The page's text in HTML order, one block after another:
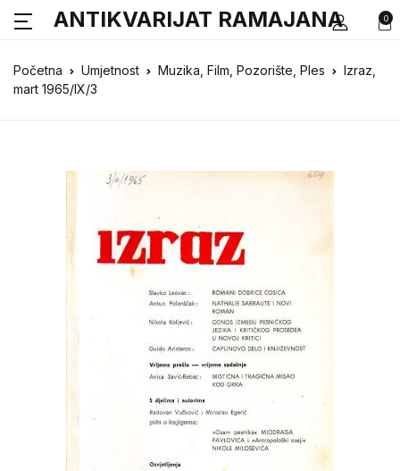
0
ANTIKVARIJAT RAMAJANA
Početna Umjetnost Muzika, Film, Pozorište, Ples
Izraz,
mart 1965/IX/3